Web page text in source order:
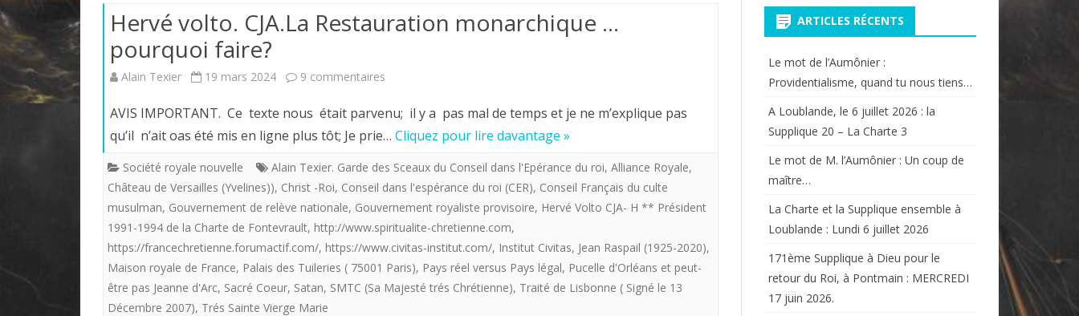
Hervé volto. CJA.La Restauration monarchique …
pourquoi faire?
Alain Texier 19 mars 2024 9 commentaires
volto.
Restauration
monarchique
…
pourquoi
faire?
AVIS IMPORTANT. Ce texte nous était parvenu; il y a pas mal de temps et je ne m’explique pas
qu’il n’ait oas été mis en ligne plus tôt; Je prie… Cliquez pour lire davantage »
Société royale nouvelle Alain Texier. Garde des Sceaux du Conseil dans l'Epérance du roi, Alliance Royale,
Château de Versailles (Yvelines)), Christ -Roi, Conseil dans l'espérance du roi (CER), Conseil Français du culte
musulman, Gouvernement de relève nationale, Gouvernement royaliste provisoire, Hervé Volto CJA- H ** Président
1991-1994 de la Charte de Fontevrault, http://www.spiritualite-chretienne.com,
https://francechretienne.forumactif.com/, https://www.civitas-institut.com/, Institut Civitas, Jean Raspail (1925-2020),
Maison royale de France, Palais des Tuileries ( 75001 Paris), Pays réel versus Pays légal, Pucelle d'Orléans et peut-
être pas Jeanne d'Arc, Sacré Coeur, Satan, SMTC (Sa Majesté trés Chrétienne), Traité de Lisbonne ( Signé le 13
Décembre 2007), Trés Sainte Vierge Marie
ARTICLES RÉCENTS
Le mot de l’Aumônier :
Providentialisme, quand tu nous tiens…
A Loublande, le 6 juillet 2026 : la
Supplique 20 – La Charte 3
Le mot de M. l’Aumônier : Un coup de
maître…
La Charte et la Supplique ensemble à
Loublande : Lundi 6 juillet 2026
171ème Supplique à Dieu pour le
retour du Roi, à Pontmain : MERCREDI
17 juin 2026.